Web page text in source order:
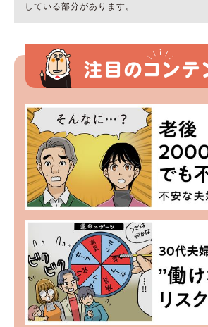
している部分があります。